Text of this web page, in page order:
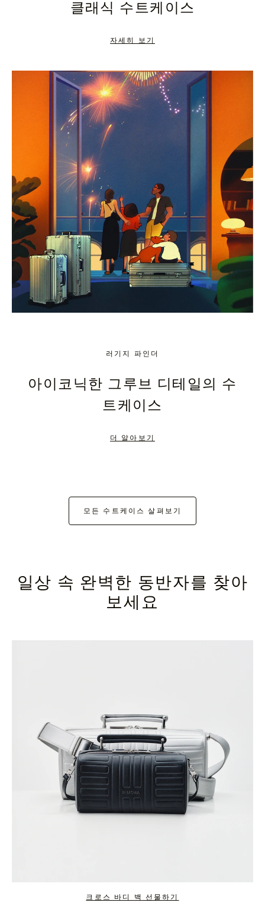
TO
UNMUTE
클래식 수트케이스
자세히 보기
러기지 파인더
아이코닉한 그루브 디테일의 수
트케이스
더 알아보기
모든 수트케이스 살펴보기
일상 속 완벽한 동반자를 찾아
보세요
크로스 바디 백 선물하기